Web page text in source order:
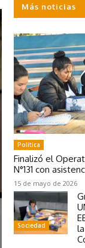
Más noticias
Política
Finalizó el
N°131 con
15 de mayo de 2026
Sociedad